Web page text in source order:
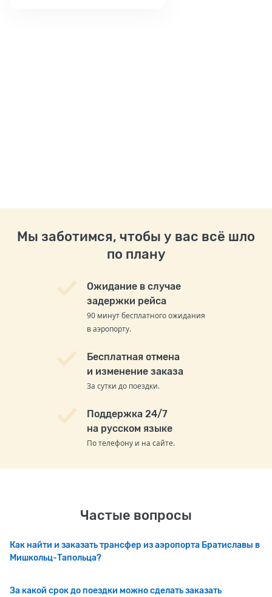
Мы заботимся, чтобы у вас всё шло
по плану
Ожидание в случае
задержки рейса
90 минут бесплатного ожидания
в аэропорту.
Бесплатная отмена
и изменение заказа
За сутки до поездки.
Поддержка 24/7
на русском языке
По телефону и на сайте.
Частые вопросы
Как найти и заказать трансфер из аэропорта Братиславы в
Мишкольц-Тапольца?
За какой срок до поездки можно сделать заказать